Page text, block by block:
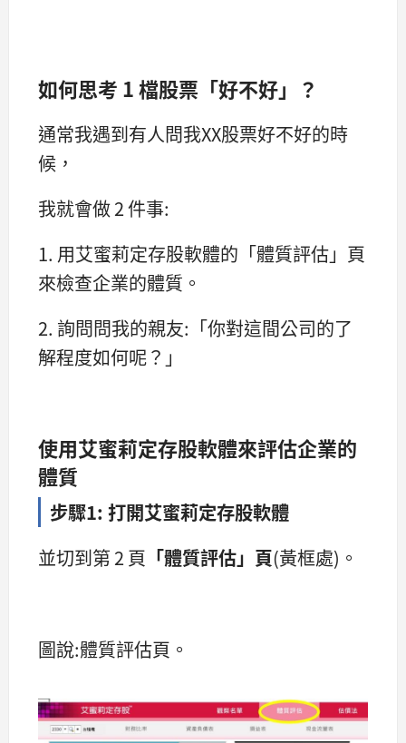
如何思考 1 檔股票「好不好」？
通常我遇到有人問我XX股票好不好的時
候，
我就會做 2 件事:
1. 用艾蜜莉定存股軟體的「體質評估」頁
來檢查企業的體質。
2. 詢問問我的親友:「你對這間公司的了
解程度如何呢？」
使用艾蜜莉定存股軟體來評估企業的
體質
步驟1: 打開艾蜜莉定存股軟體
並切到第 2 頁 「體質評估」頁(黃框處)。
圖說:體質評估頁。